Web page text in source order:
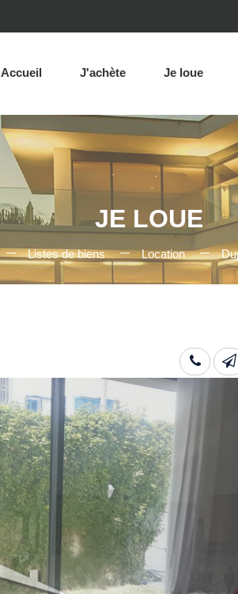
Accueil J'achète Je loue
JE LOUE
Listes de biens Location